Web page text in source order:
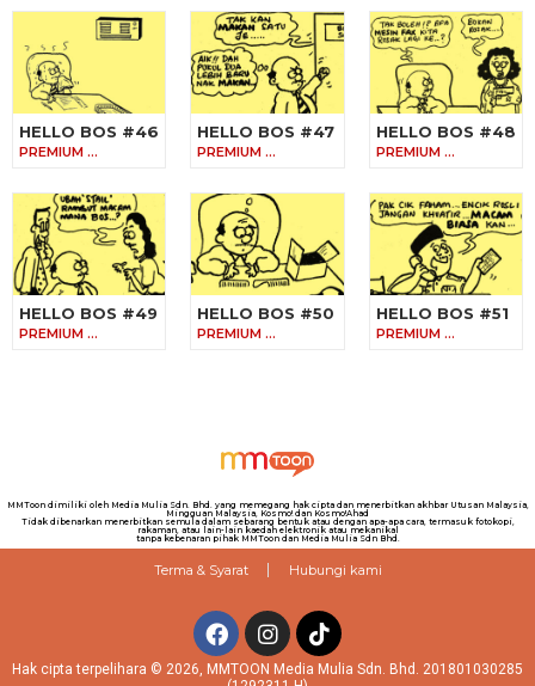
HELLO BOS #46
PREMIUM …
HELLO BOS #47
PREMIUM …
HELLO BOS #48
PREMIUM …
HELLO BOS #49
PREMIUM …
HELLO BOS #50
PREMIUM …
HELLO BOS #51
PREMIUM …
MMToon dimiliki oleh Media Mulia Sdn. Bhd. yang memegang hak cipta dan menerbitkan akhbar Utusan Malaysia,
Mingguan Malaysia, Kosmo! dan Kosmo!Ahad
Tidak dibenarkan menerbitkan semula dalam sebarang bentuk atau dengan apa-apa cara, termasuk fotokopi,
rakaman, atau lain-lain kaedah elektronik atau mekanikal
tanpa kebenaran pihak MMToon dan Media Mulia Sdn Bhd.
Terma & Syarat Hubungi kami
Hak cipta terpelihara © 2026, MMTOON Media Mulia Sdn. Bhd. 201801030285